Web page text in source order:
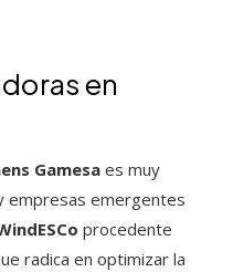
en
Gamesaes muy
empresas emergentes
procedente
radica en optimizar la